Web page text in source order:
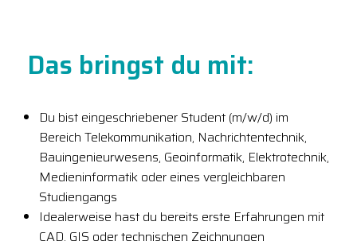
Das bringst du mit:
Du bist eingeschriebener Student (m/w/d) im
Bereich Telekommunikation, Nachrichtentechnik,
Bauingenieurwesens, Geoinformatik, Elektrotechnik,
Medieninformatik oder eines vergleichbaren
Studiengangs
Idealerweise hast du bereits erste Erfahrungen mit
CAD, GIS oder technischen Zeichnungen